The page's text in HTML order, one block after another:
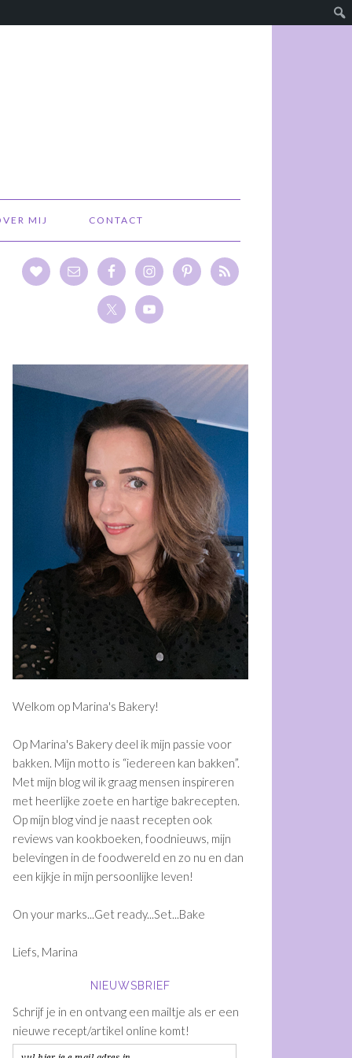
MIJ CONTACT
Welkom op Marina's Bakery!
Op Marina's Bakery deel ik mijn passie voor
bakken. Mijn motto is “iedereen kan bakken”.
Met mijn blog wil ik graag mensen inspireren
met heerlijke zoete en hartige bakrecepten.
Op mijn blog vind je naast recepten ook
reviews van kookboeken, foodnieuws, mijn
belevingen in de foodwereld en zo nu en dan
een kijkje in mijn persoonlijke leven!
On your marks...Get ready...Set...Bake
Liefs, Marina
NIEUWSBRIEF
Schrijf je in en ontvang een mailtje als er een
nieuwe recept/artikel online komt!
vul